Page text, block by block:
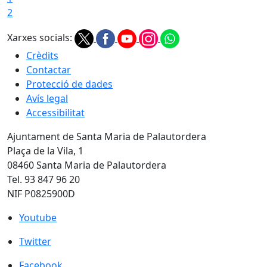
2
Xarxes socials:
Crèdits
Contactar
Protecció de dades
Avís legal
Accessibilitat
Ajuntament de Santa Maria de Palautordera
Plaça de la Vila, 1
08460 Santa Maria de Palautordera
Tel. 93 847 96 20
NIF P0825900D
Youtube
Youtube
Twitter
Twitter